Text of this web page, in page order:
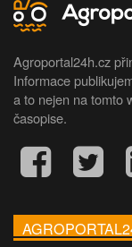
Agroportal24h.cz
Informace
a to nejen na tomto
časopise.